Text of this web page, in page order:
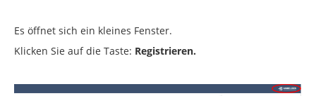
Es öffnet sich ein kleines Fenster.
Klicken Sie auf die Taste: Registrieren.